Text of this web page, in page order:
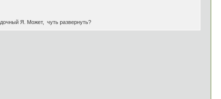
Я. Может, чуть развернуть?